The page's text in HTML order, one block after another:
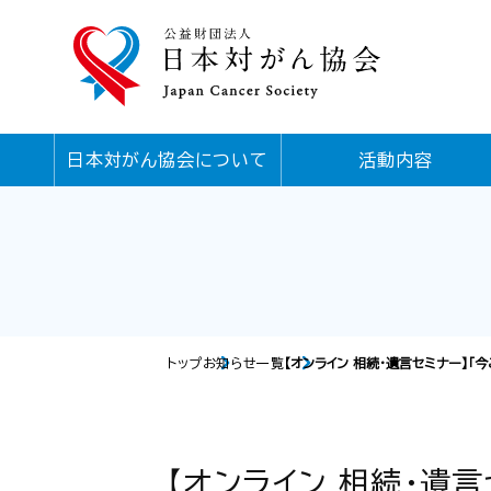
日本対がん協会について 活動内容
トップお知らせ一覧 【オンライン 相続・遺言セミナー】
【オンライン 相続・遺